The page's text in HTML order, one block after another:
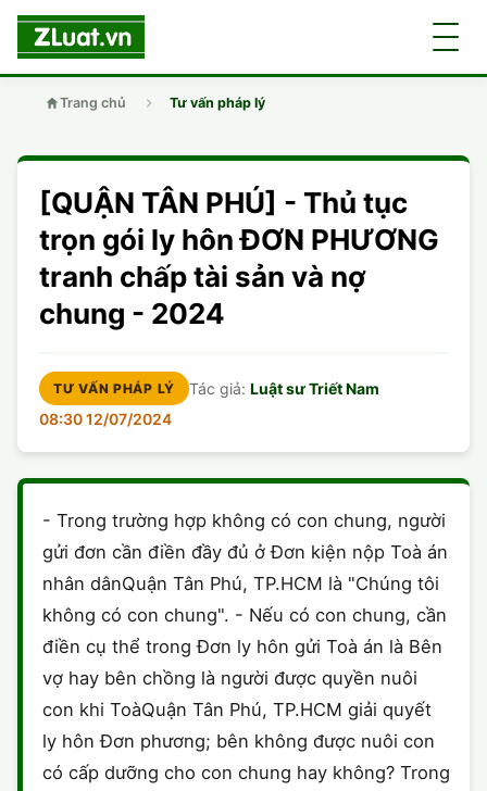
LUẬT SƯ
CHUYÊN VIÊN
TUYỂN DỤNG
DÂN SỰ
DOANH NGHIỆP
GIẤY PHÉP CON
LAO ĐỘNG
SỞ HỮU TRÍ TUỆ
THUẾ - BẢO HIỂM
DÂN SỰ
DOANH NGHIỆP
ĐẤT ĐAI
HÀNH CHÍNH
HÌNH SỰ
HÔN NHÂN - GIA ĐÌNH
SỞ HỮU TRÍ TUỆ
DI CHÚC
ĐĂNG KÝ XE
HÀNH CHÍNH
DOANH NGHIỆP
HỘ KINH DOANH
SỞ HỮU TRÍ TUỆ
LÝ LỊCH TƯ PHÁP
HÔN NHÂN GIA ĐÌNH
Trang chủ Tư vấn pháp lý
[QUẬN TÂN PHÚ] - Thủ tục
trọn gói ly hôn ĐƠN PHƯƠNG
tranh chấp tài sản và nợ
chung - 2024
TƯ VẤN PHÁP LÝ Tác giả:Luật sư Triết Nam
08:30 12/07/2024
- Trong trường hợp không có con chung, người
gửi đơn cần điền đầy đủ ở Đơn kiện nộp Toà án
nhân dânQuận Tân Phú, TP.HCM là "Chúng tôi
không có con chung". - Nếu có con chung, cần
điền cụ thể trong Đơn ly hôn gửi Toà án là Bên
vợ hay bên chồng là người được quyền nuôi
con khi ToàQuận Tân Phú, TP.HCM giải quyết
ly hôn Đơn phương; bên không được nuôi con
có cấp dưỡng cho con chung hay không? Trong